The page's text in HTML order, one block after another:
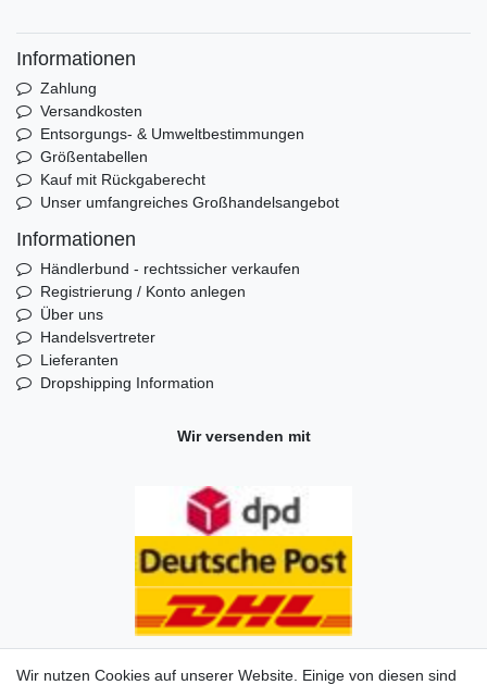
Informationen
Zahlung
Versandkosten
Entsorgungs- & Umweltbestimmungen
Größentabellen
Kauf mit Rückgaberecht
Unser umfangreiches Großhandelsangebot
Informationen
Händlerbund - rechtssicher verkaufen
Registrierung / Konto anlegen
Über uns
Handelsvertreter
Lieferanten
Dropshipping Information
Wir versenden mit
Wir nutzen Cookies auf unserer Website. Einige von diesen sind